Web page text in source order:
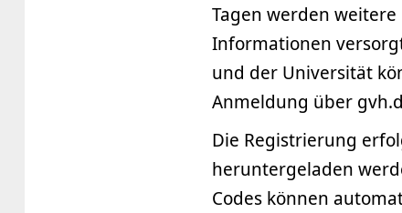
Tagen werden
Informationen
und der Universität
Anmeldung über
Die Registrierung
heruntergeladen
Codes können